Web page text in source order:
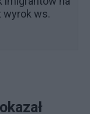
wyrok ws.